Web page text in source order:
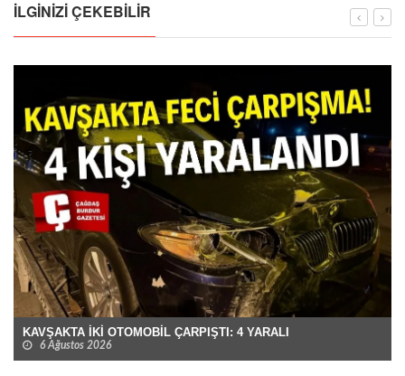
İLGINIZI ÇEKEBILIR
KAVŞAKTA İKİ OTOMOBİL ÇARPIŞTI: 4 YARALI
6 Ağustos 2026